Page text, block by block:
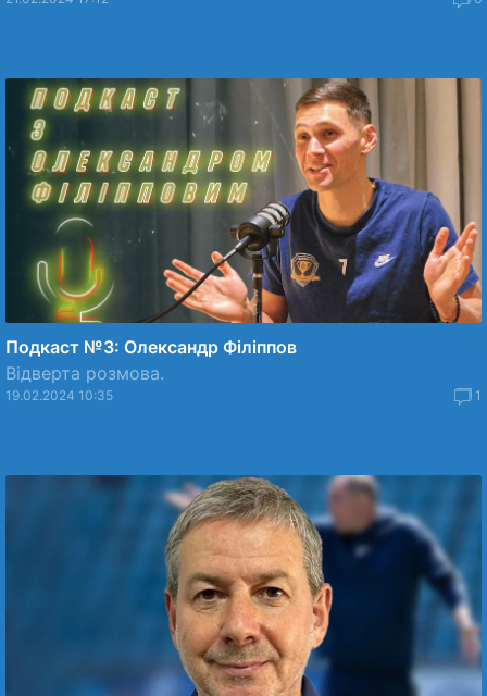
Подкаст №3: Олександр Філіппов
Відверта розмова.
19.02.2024 10:35 1